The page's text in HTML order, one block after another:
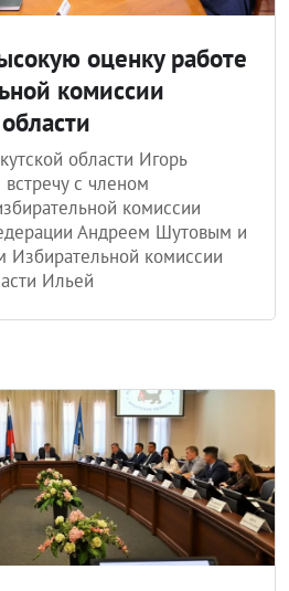
оценку работе
комиссии
области Игорь
с членом
комиссии
Андреем Шутовым и
Избирательной комиссии
Ильей